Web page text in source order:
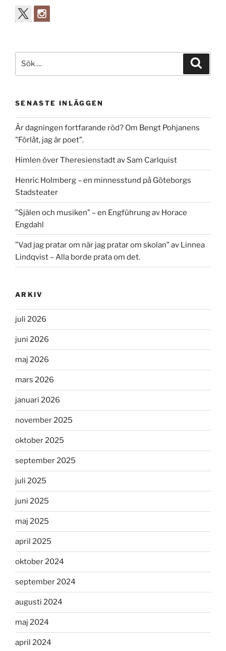
efter:
SENASTE INLÄGGEN
Är dagningen fortfarande röd? Om Bengt Pohjanens
”Förlåt, jag är poet”.
Himlen över Theresienstadt av Sam Carlquist
Henric Holmberg – en minnesstund på Göteborgs
Stadsteater
”Själen och musiken” – en Engführung av Horace
Engdahl
”Vad jag pratar om när jag pratar om skolan” av Linnea
Lindqvist – Alla borde prata om det.
ARKIV
juli 2026
juni 2026
maj 2026
mars 2026
januari 2026
november 2025
oktober 2025
september 2025
juli 2025
juni 2025
maj 2025
april 2025
oktober 2024
september 2024
augusti 2024
maj 2024
april 2024